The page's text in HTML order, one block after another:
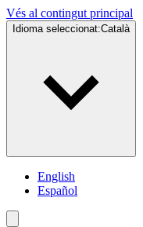
Vés al contingut principal
Idioma seleccionat:Català
English
Español